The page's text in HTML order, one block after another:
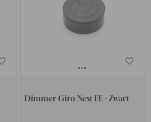
Dimmer Giro Next FE - Zwart